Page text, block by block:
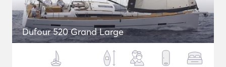
Dufour 520 Grand Large